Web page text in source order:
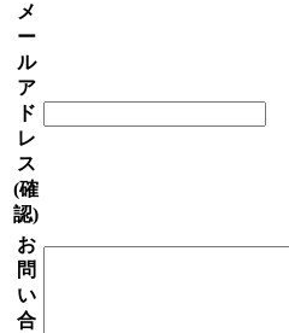
メ
ー
ル
ア
ド
レ
ス
(確
認)
お
問
い
合